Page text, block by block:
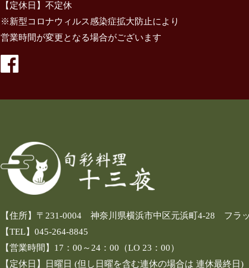
【定休日】不定休
※新型コロナウィルス感染症拡大防止により
営業時間が変更となる場合がございます
【住所】〒231-0004 神奈川県横浜市中区元浜町4-28 フラ
【TEL】045-264-8845
【営業時間】17：00～24：00（LO 23：00）
【定休日】日曜日 (但し日曜を含む連休の場合は 連休最終日)